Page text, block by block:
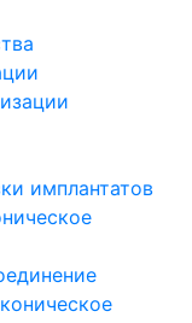
имплантатов